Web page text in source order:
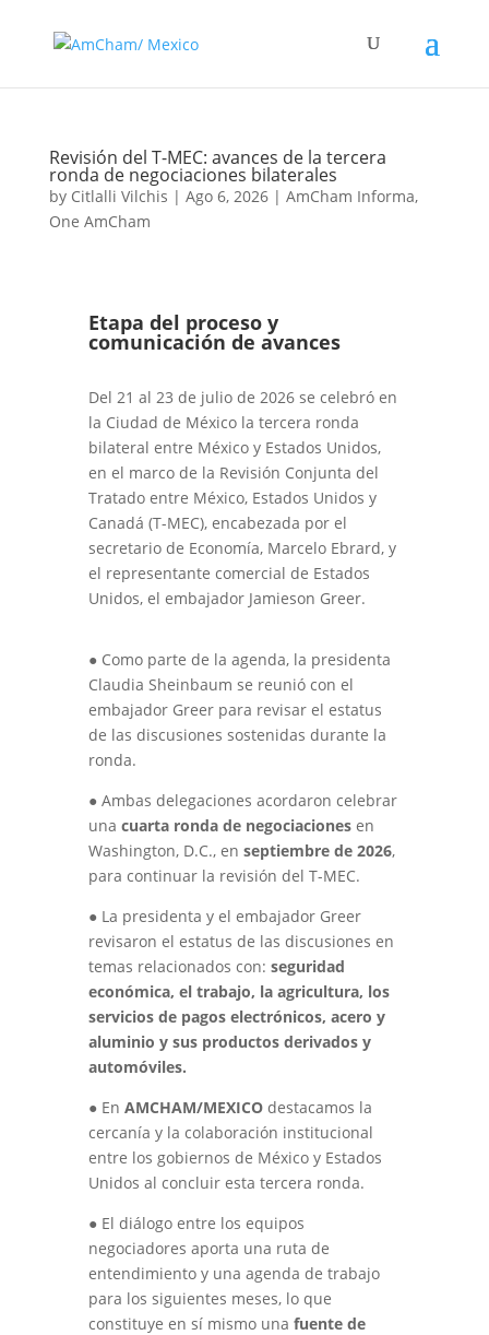
Revisión del T-MEC: avances de la tercera
ronda de negociaciones bilaterales
by Citlalli Vilchis | Ago 6, 2026| AmCham Informa,
One AmCham
Etapa del proceso y
comunicación de avances
Del 21 al 23 de julio de 2026 se celebró en
la Ciudad de México la tercera ronda
bilateral entre México y Estados Unidos,
en el marco de la Revisión Conjunta del
Tratado entre México, Estados Unidos y
Canadá (T-MEC), encabezada por el
secretario de Economía, Marcelo Ebrard, y
el representante comercial de Estados
Unidos, el embajador Jamieson Greer.
● Como parte de la agenda, la presidenta
Claudia Sheinbaum se reunió con el
embajador Greer para revisar el estatus
de las discusiones sostenidas durante la
ronda.
● Ambas delegaciones acordaron celebrar
una cuarta ronda de negociaciones en
Washington, D.C., en septiembre de 2026,
para continuar la revisión del T-MEC.
● La presidenta y el embajador Greer
revisaron el estatus de las discusiones en
temas relacionados con: seguridad
economica, el trabajo, la agricultura, los
servicios de pagos electronicos, acero y
aluminio y sus productos derivados y
automoviles.
● En AMCHAM/MEXICO destacamos la
cercanía y la colaboración institucional
entre los gobiernos de México y Estados
Unidos al concluir esta tercera ronda.
● El diálogo entre los equipos
negociadores aporta una ruta de
entendimiento y una agenda de trabajo
para los siguientes meses, lo que
constituye en sí mismo una fuente de